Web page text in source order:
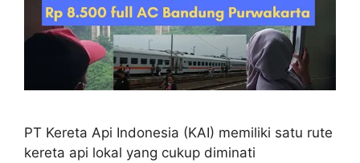
PT Kereta Api Indonesia (KAI) memiliki satu rute
kereta api lokal yang cukup diminati